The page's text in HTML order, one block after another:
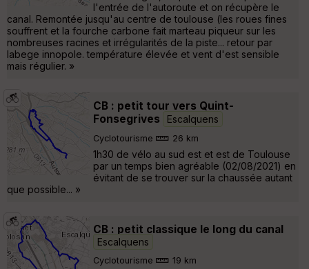
l'entrée de l'autoroute et on récupère le
canal. Remontée jusqu'au centre de toulouse (les roues fines
souffrent et la fourche carbone fait marteau piqueur sur les
nombreuses racines et irrégularités de la piste... retour par
labege innopole. température élevée et vent d'est sensible
mais régulier. »
CB : petit tour vers Quint-
Fonsegrives
Escalquens
Cyclotourisme 26 km
1h30 de vélo au sud est et est de Toulouse
par un temps bien agréable (02/08/2021) en
évitant de se trouver sur la chaussée autant
que possible... »
CB : petit classique le long du canal
Escalquens
Cyclotourisme 19 km